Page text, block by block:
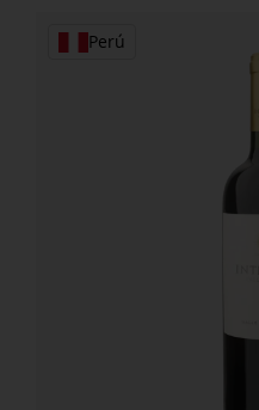
Perú